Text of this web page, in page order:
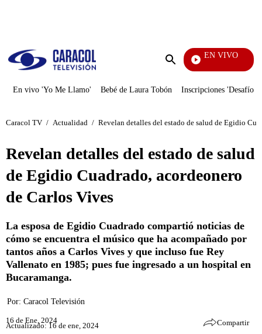
Enviar
EN VIVO
En vivo 'Yo Me Llamo' Bebé de Laura Tobón Inscripciones 'Desafío'
Caracol TV / Actualidad / Revelan detalles del estado de salud de Egidio
Revelan detalles del estado de salud
de Egidio Cuadrado, acordeonero
de Carlos Vives
La esposa de Egidio Cuadrado compartió noticias de
cómo se encuentra el músico que ha acompañado por
tantos años a Carlos Vives y que incluso fue Rey
Vallenato en 1985; pues fue ingresado a un hospital en
Bucaramanga.
Por: Caracol Televisión
16 de Ene, 2024
Actualizado: 16 de ene, 2024 Compartir